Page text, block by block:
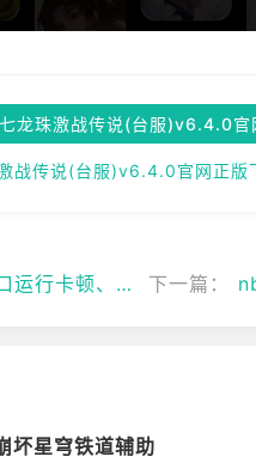
七龙珠激战传说(台服)v6.4.0官
战传说(台服)v6.4.0官网正版
掉帧解决方法 下一篇：
坏星穹铁道辅助